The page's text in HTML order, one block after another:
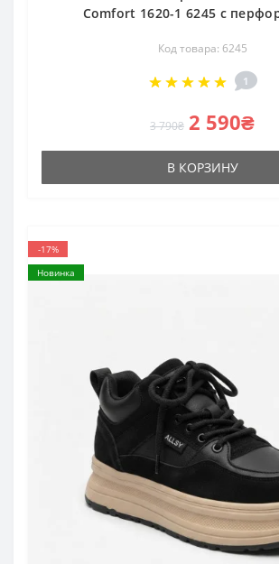
Comfort 1620-1 6245 с
Код товара: 6245
1
3 790₴ 2 590₴
В КОРЗИНУ
-17%
Новинка